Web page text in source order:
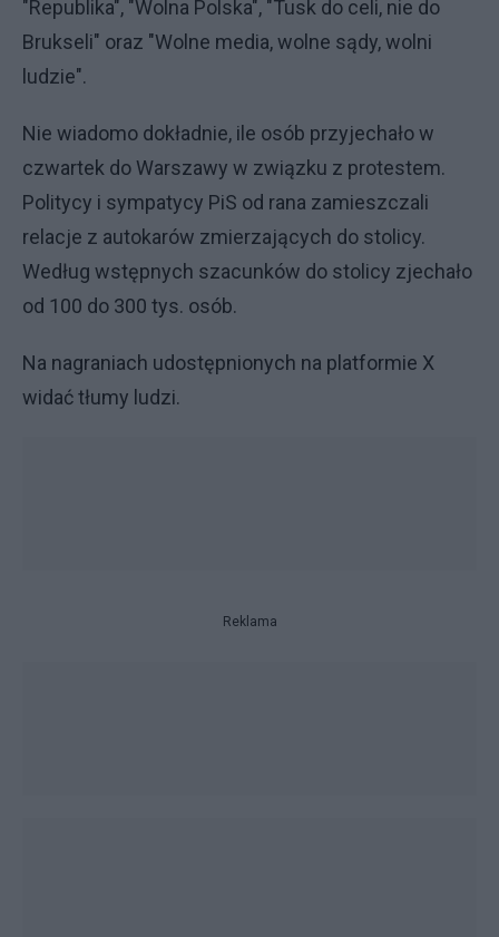
"Republika", "Wolna Polska", "Tusk do celi, nie do
Brukseli" oraz "Wolne media, wolne sądy, wolni
ludzie".
Nie wiadomo dokładnie, ile osób przyjechało w
czwartek do Warszawy w związku z protestem.
Politycy i sympatycy PiS od rana zamieszczali
relacje z autokarów zmierzających do stolicy.
Według wstępnych szacunków do stolicy zjechało
od 100 do 300 tys. osób.
Na nagraniach udostępnionych na platformie X
widać tłumy ludzi.
Reklama